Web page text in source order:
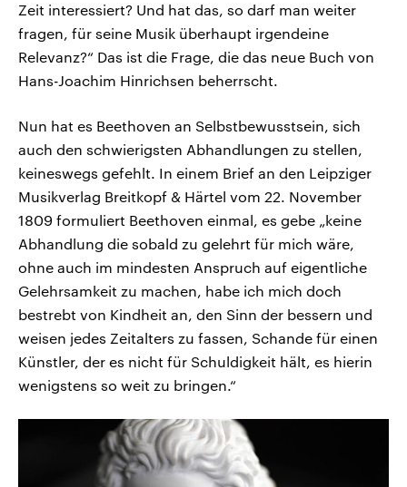
Zeit interessiert? Und hat das, so darf man weiter
fragen, für seine Musik überhaupt irgendeine
Relevanz?“ Das ist die Frage, die das neue Buch von
Hans-Joachim Hinrichsen beherrscht.
Nun hat es Beethoven an Selbstbewusstsein, sich
auch den schwierigsten Abhandlungen zu stellen,
keineswegs gefehlt. In einem Brief an den Leipziger
Musikverlag Breitkopf & Härtel vom 22. November
1809 formuliert Beethoven einmal, es gebe „keine
Abhandlung die sobald zu gelehrt für mich wäre,
ohne auch im mindesten Anspruch auf eigentliche
Gelehrsamkeit zu machen, habe ich mich doch
bestrebt von Kindheit an, den Sinn der bessern und
weisen jedes Zeitalters zu fassen, Schande für einen
Künstler, der es nicht für Schuldigkeit hält, es hierin
wenigstens so weit zu bringen.“